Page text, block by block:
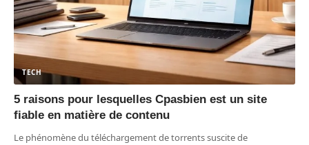
TECH
5 raisons pour lesquelles Cpasbien est un site
fiable en matière de contenu
Le phénomène du téléchargement de torrents suscite de